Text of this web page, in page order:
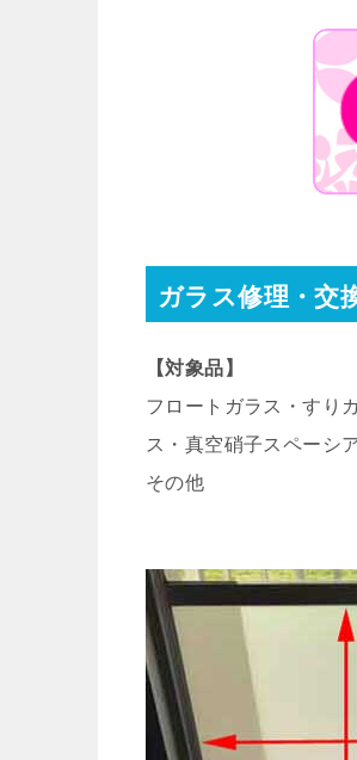
ガラス修理・交
【対象品】
フロートガラス・すり
ス・真空硝子スペーシ
その他